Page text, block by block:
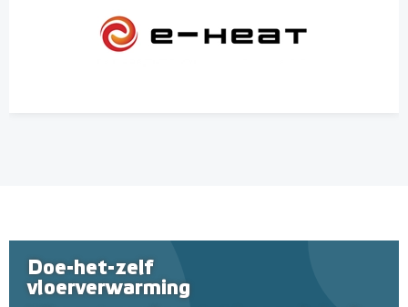
Doe-het-zelf
vloerverwarming